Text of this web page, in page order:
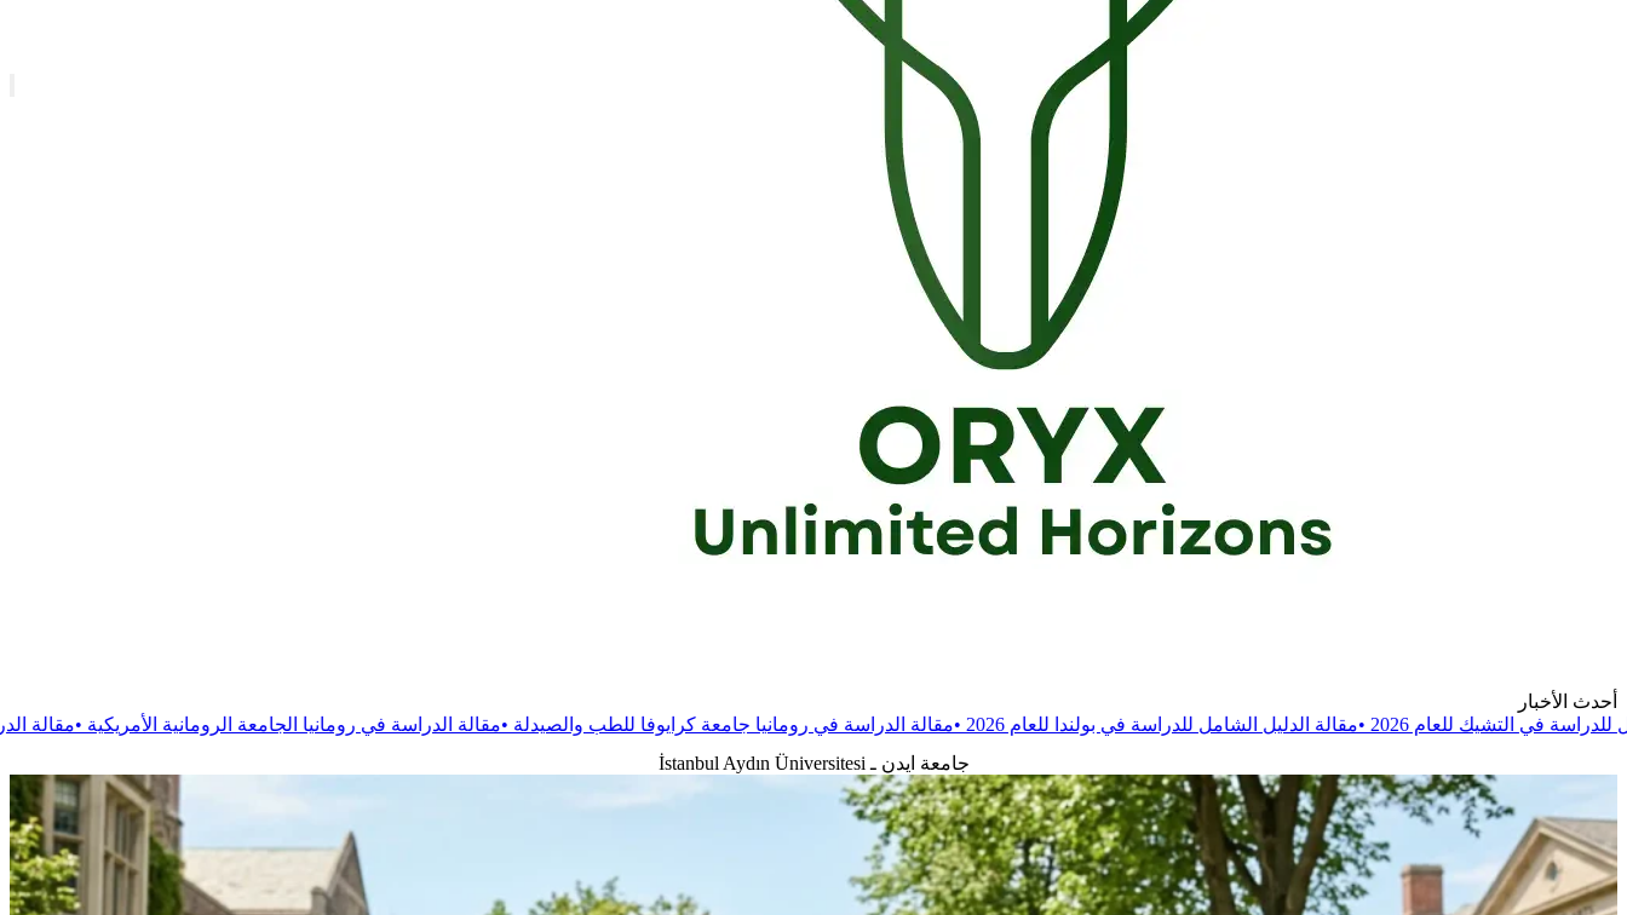
أحدث الأخبار
•مقالة الدليل الشامل للدراسة في بولندا للعام 2026 •مقالة الدراسة في رومانيا جامعة كرايوفا للطب والصيدلة • مقالة الدراسة في رومانيا الجامعة الرومانية الأمريكية •مقالة
الدراسة في رومانيا جامعة 1 ديسمبر 1918
جامعة ايدن ـ İstanbul Aydın Üniversitesi